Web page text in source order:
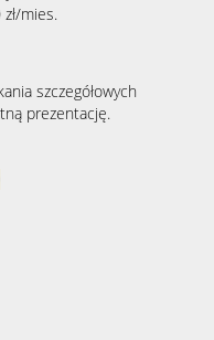
mies.
szczegółowych
prezentację.